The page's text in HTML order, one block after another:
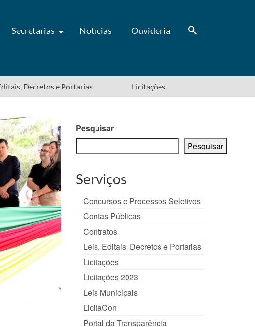
Secretarias Notícias Ouvidoria
Decretos e Portarias Licitações
Pesquisar
Pesquisar
Serviços
Concursos e Processos Seletivos
Contas Públicas
Contratos
Leis, Editais, Decretos e Portarias
Licitações
Licitações 2023
Leis Municipais
LicitaCon
Portal da Transparência